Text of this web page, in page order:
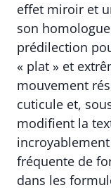
effet miroir et
son
prédilection
« plat » et
mouvement
cuticule et,
modifient la
incroyablement
fréquente de
dans les